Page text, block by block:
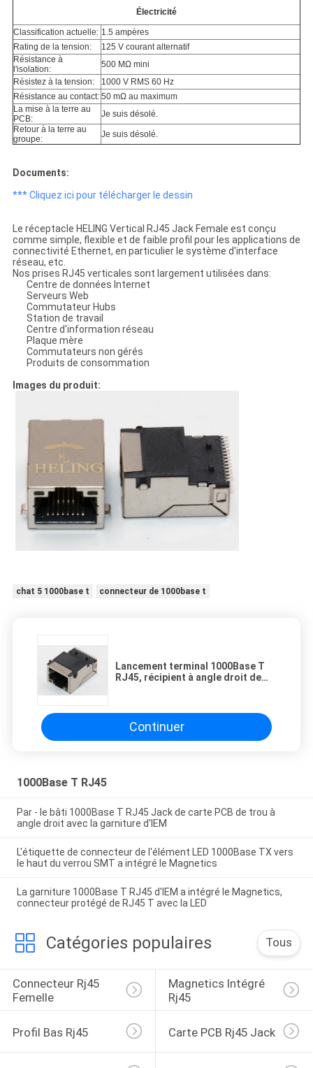
Électricité
Classification actuelle: 1.5 ampères
Rating de la tension:
125 V courant alternatif
Résistance à
l'isolation:
500 MΩ mini
Résistez à la tension:
1000 V RMS 60 Hz
Résistance au contact: 50 mΩ au maximum
La mise à la terre au
PCB:
Je suis désolé.
Retour à la terre au
groupe:
Je suis désolé.
Documents:
*** Cliquez ici pour télécharger le dessin
Le réceptacle HELING Vertical RJ45 Jack Female est conçu
comme simple, flexible et de faible profil pour les applications de
connectivité Ethernet, en particulier le système d'interface
réseau, etc.
Nos prises RJ45 verticales sont largement utilisées dans:
Centre de données Internet
Serveurs Web
Commutateur Hubs
Station de travail
Centre d'information réseau
Plaque mère
Commutateurs non gérés
Produits de consommation
Images du produit:
chat 5 1000base t connecteur de 1000base t
Lancement terminal 1000Base T
RJ45, récipient à angle droit de
Continuer
1000Base T RJ45
Par - le bâti 1000Base T RJ45 Jack de carte PCB de trou à
angle droit avec la garniture d'IEM
L'étiquette de connecteur de l'élément LED 1000Base TX vers
le haut du verrou SMT a intégré le Magnetics
La garniture 1000Base T RJ45 d'IEM a intégré le Magnetics,
connecteur protégé de RJ45 T avec la LED
Catégories populaires Tous
Connecteur Rj45
Femelle
Magnetics Intégré
Rj45
Profil Bas Rj45 Carte PCB Rj45 Jack